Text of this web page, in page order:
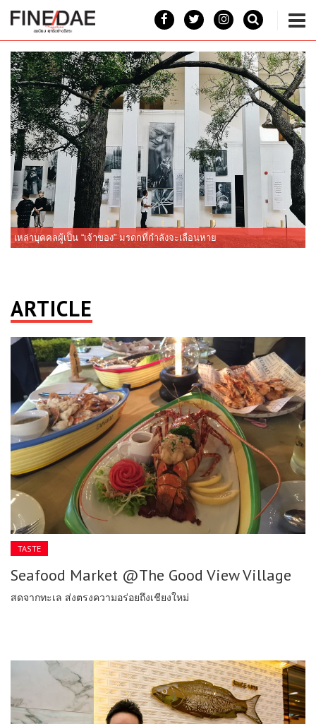
เหล่าบุคคลผู้เป็น “เจ้าของ” มรดกที่กำลังจะเลือนหาย
ARTICLE
TASTE
Seafood Market @The Good View Village
สดจากทะเล ส่งตรงความอร่อยถึงเชียงใหม่